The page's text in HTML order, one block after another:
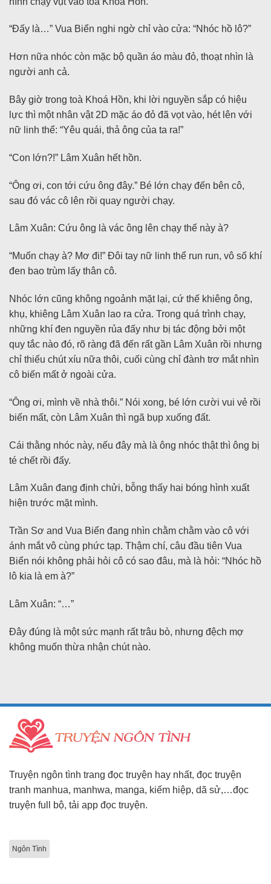
“Đấy là…” Vua Biển nghi ngờ chỉ vào cửa: “Nhóc hồ lô?”
Hơn nữa nhóc còn mặc bộ quần áo màu đỏ, thoạt nhìn là
người anh cả.
Bây giờ trong toà Khoá Hồn, khi lời nguyền sắp có hiệu
lực thì một nhân vật 2D mặc áo đỏ đã vọt vào, hét lên với
nữ linh thể: “Yêu quái, thả ông của ta ra!”
“Con lớn?!” Lâm Xuân hết hồn.
“Ông ơi, con tới cứu ông đây.” Bé lớn chạy đến bên cô,
sau đó vác cô lên rồi quay người chạy.
Lâm Xuân: Cứu ông là vác ông lên chạy thế này à?
“Muốn chạy à? Mơ đi!” Đôi tay nữ linh thể run run, vô số khí
đen bao trùm lấy thân cô.
Nhóc lớn cũng không ngoảnh mặt lại, cứ thế khiêng ông,
khụ, khiêng Lâm Xuân lao ra cửa. Trong quá trình chạy,
những khí đen nguyền rủa đấy như bị tác động bởi một
quy tắc nào đó, rõ ràng đã đến rất gần Lâm Xuân rồi nhưng
chỉ thiếu chút xíu nữa thôi, cuối cùng chỉ đành trơ mắt nhìn
cô biến mất ở ngoài cửa.
“Ông ơi, mình về nhà thôi.” Nói xong, bé lớn cười vui vẻ rồi
biến mất, còn Lâm Xuân thì ngã bụp xuống đất.
Cái thằng nhóc này, nếu đây mà là ông nhóc thật thì ông bị
té chết rồi đấy.
Lâm Xuân đang định chửi, bỗng thấy hai bóng hình xuất
hiện trước mặt mình.
Trần Sơ and Vua Biển đang nhìn chằm chằm vào cô với
ánh mắt vô cùng phức tạp. Thậm chí, câu đầu tiên Vua
Biển nói không phải hỏi cô có sao đâu, mà là hỏi: “Nhóc hồ
lô kia là em à?”
Lâm Xuân: “…”
Đây đúng là một sức mạnh rất trâu bò, nhưng đệch mợ
không muốn thừa nhận chút nào.
Truyện ngôn tình trang đọc truyện hay nhất, đọc truyện
tranh manhua, manhwa, manga, kiếm hiệp, dã sử,…đọc
truyện full bộ, tải app đọc truyện.
Ngôn Tình